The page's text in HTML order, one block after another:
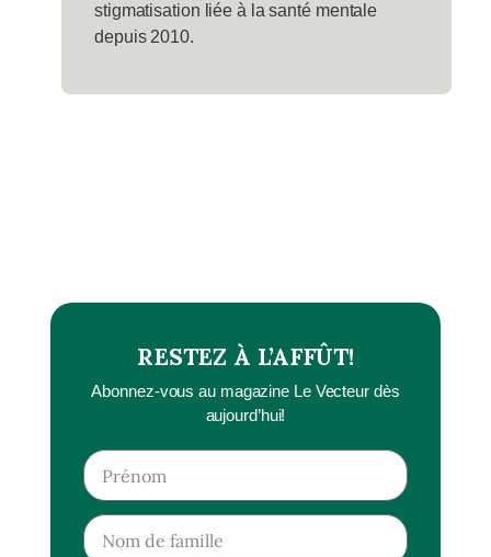
RESTEZ À L’AFFÛT!
Abonnez-vous au magazine Le Vecteur dès
aujourd’hui!
stigmatisation liée à la santé mentale
depuis 2010.